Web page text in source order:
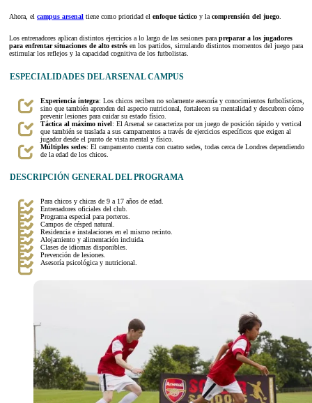
Ahora, el campus arsenal tiene como prioridad el enfoque táctico y lacomprensión del juego.
Los entrenadores aplican distintos ejercicios a lo largo de las sesiones parapreparar a los jugadores
para enfrentar situaciones de alto estrés en los partidos, simulando distintos momentos del juego para
estimular los reflejos y la capacidad cognitiva de los futbolistas.
ESPECIALIDADES DEL ARSENAL CAMPUS
Experiencia íntegra: Los chicos reciben no solamente asesoría y conocimientos futbolísticos,
sino que también aprenden del aspecto nutricional, fortalecen su mentalidad y descubren cómo
prevenir lesiones para cuidar su estado físico.
Táctica al máximo nivel: El Arsenal se caracteriza por un juego de posición rápido y vertical
que también se traslada a sus campamentos a través de ejercicios específicos que exigen al
jugador desde el punto de vista mental y físico.
Múltiples sedes: El campamento cuenta con cuatro sedes, todas cerca de Londres dependiendo
de la edad de los chicos.
DESCRIPCIÓN GENERAL DEL PROGRAMA
Para chicos y chicas de 9 a 17 años de edad.
Entrenadores oficiales del club.
Programa especial para porteros.
Campos de césped natural.
Residencia e instalaciones en el mismo recinto.
Alojamiento y alimentación incluida.
Clases de idiomas disponibles.
Prevención de lesiones.
Asesoría psicológica y nutricional.